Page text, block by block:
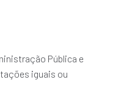
Pública e
iguais ou